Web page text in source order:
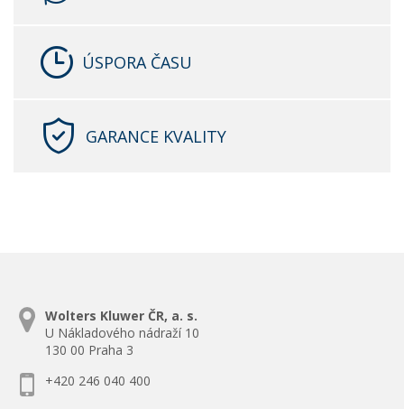
ÚSPORA ČASU
GARANCE KVALITY
Wolters Kluwer ČR, a. s.
U Nákladového nádraží 10
130 00 Praha 3
+420 246 040 400